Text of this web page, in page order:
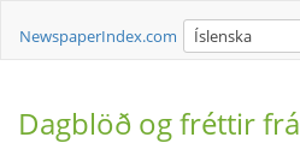
NewspaperIndex.com Íslenska
Dagblöð og fréttir frá